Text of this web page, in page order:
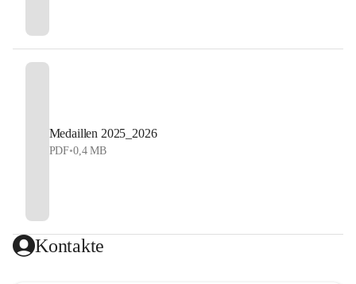
Medaillen 2025_2026
PDF•0,4 MB
Kontakte